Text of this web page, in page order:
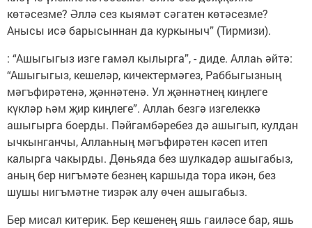
көтәсезме? Әллә сез кыямәт сәгатен көтәсезме?
Анысы исә барысыннан да куркыныч” (Тирмизи).
: “Ашыгыгыз изге гамәл кылырга”, - диде. Аллаһ әйтә:
“Ашыгыгыз, кешеләр, кичектермәгез, Раббыгызның
мәгъфирәтенә, җәннәтенә. Ул җәннәтнең киңлеге
күкләр һәм җир киңлеге”. Аллаһ безгә изгелеккә
ашыгырга боерды. Пәйгамбәребез дә ашыгып, кулдан
ычкынганчы, Аллаһның мәгъфирәтен кәсеп итеп
калырга чакырды. Дөньяда без шулкадәр ашыгабыз,
аның бер нигъмәте безнең каршыда тора икән, без
шушы нигъмәтне тизрәк алу өчен ашыгабыз.
Бер мисал китерик. Бер кешенең яшь гаиләсе бар, яшь